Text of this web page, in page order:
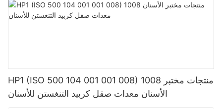
HP1 (ISO 500 104 001 001 008) 1008 منتجات مختبر
الأسنان معدات صقل كربيد التنغستن للأسنان